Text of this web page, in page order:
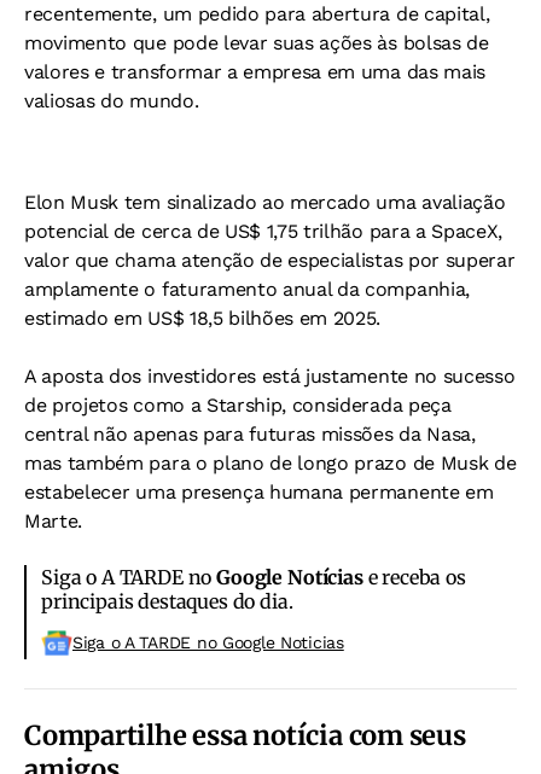
recentemente, um pedido para abertura de capital,
movimento que pode levar suas ações às bolsas de
valores e transformar a empresa em uma das mais
valiosas do mundo.
Elon Musk tem sinalizado ao mercado uma avaliação
potencial de cerca de US$ 1,75 trilhão para a SpaceX,
valor que chama atenção de especialistas por superar
amplamente o faturamento anual da companhia,
estimado em US$ 18,5 bilhões em 2025.
A aposta dos investidores está justamente no sucesso
de projetos como a Starship, considerada peça
central não apenas para futuras missões da Nasa,
mas também para o plano de longo prazo de Musk de
estabelecer uma presença humana permanente em
Marte.
Siga o A TARDE noGoogle Notíciase receba os
principais destaques do dia.
Siga o A TARDE no Google Noticias
Compartilhe essa notícia com seus